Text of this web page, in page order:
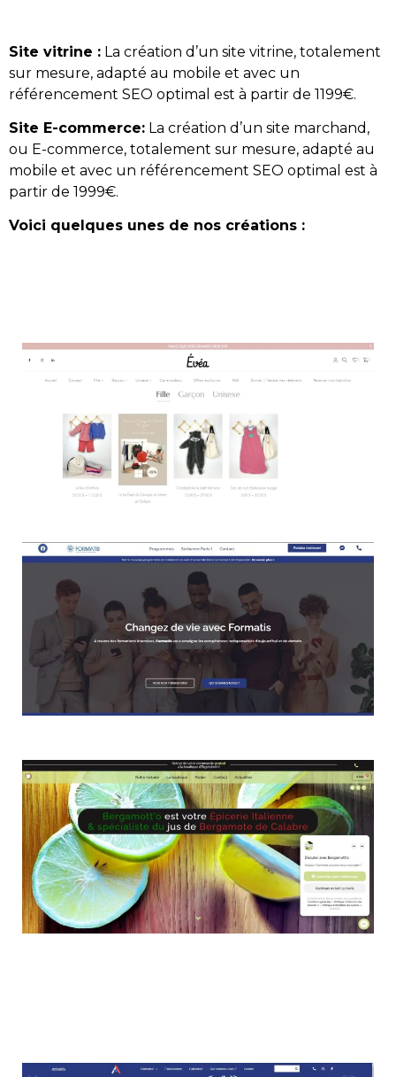
Site vitrine : La création d’un site vitrine, totalement
sur mesure, adapté au mobile et avec un
référencement SEO optimal est à partir de 1199€.
Site E-commerce: La création d’un site marchand,
ou E-commerce, totalement sur mesure, adapté au
mobile et avec un référencement SEO optimal est à
partir de 1999€.
Voici quelques unes de nos créations :